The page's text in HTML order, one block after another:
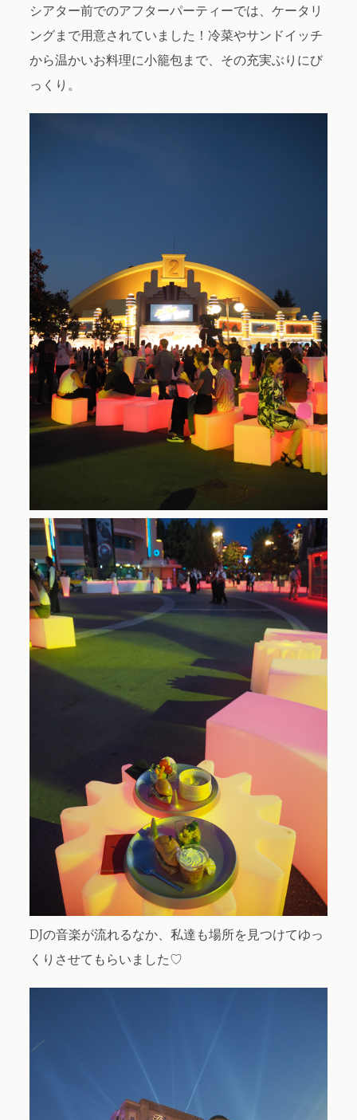
シアター前でのアフターパーティーでは、ケータリ
ングまで用意されていました！冷菜やサンドイッチ
から温かいお料理に小籠包まで、その充実ぶりにび
っくり。
DJの音楽が流れるなか、私達も場所を見つけてゆっ
くりさせてもらいました♡